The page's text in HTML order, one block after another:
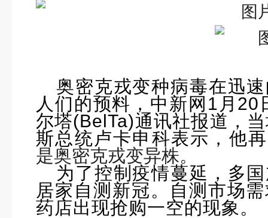
奥密克戎变种病毒在迅
人们的预料，中新网1月
尔塔(BelTa)通讯社报道，
斯总统卢卡申科表示，他
是奥密克戎变异株。
为了控制疫情蔓延，多
居家自测新冠。自测市场
药店出现抢购一空的现象。